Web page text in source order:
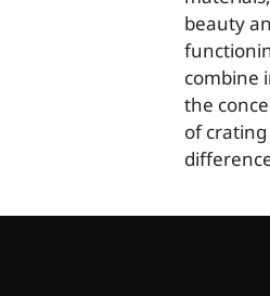
beauty
combine
the
of crating